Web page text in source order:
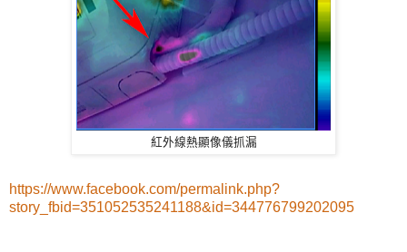
紅外線熱顯像儀抓漏
https://www.facebook.com/permalink.php?
story_fbid=351052535241188&id=344776799202095